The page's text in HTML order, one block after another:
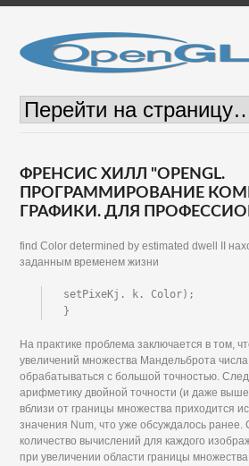
ФРЕНСИС ХИЛЛ "OPENGL.
ПРОГРАММИРОВАНИЕ
ГРАФИКИ. ДЛЯ
find Color determined by estimated dwell II
заданным временем жизни
setPixeKj. k. Color);
}
На практике проблема заключается в том,
увеличений множества Мандельброта
обрабатываться с большой точностью.
арифметику двойной точности (и даже
вблизи от границы множества приходится
значения Num, что уже обсуждалось ранее.
количество вычислений для каждого
при увеличении области границы